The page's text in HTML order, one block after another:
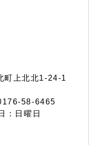
上北北1-24-1
58-6465
：日曜日